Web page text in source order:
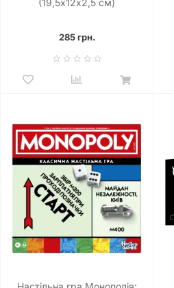
(19,5х12х2,5 см)
285 грн.